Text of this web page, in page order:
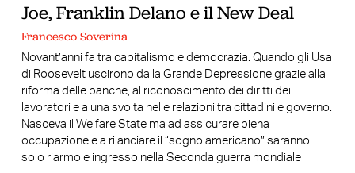
Joe, Franklin Delano e il New Deal
Francesco Soverina
Novant’anni fa tra capitalismo e democrazia. Quando gli Usa
di Roosevelt uscirono dalla Grande Depressione grazie alla
riforma delle banche, al riconoscimento dei diritti dei
lavoratori e a una svolta nelle relazioni tra cittadini e governo.
Nasceva il Welfare State ma ad assicurare piena
occupazione e a rilanciare il “sogno americano” saranno
solo riarmo e ingresso nella Seconda guerra mondiale